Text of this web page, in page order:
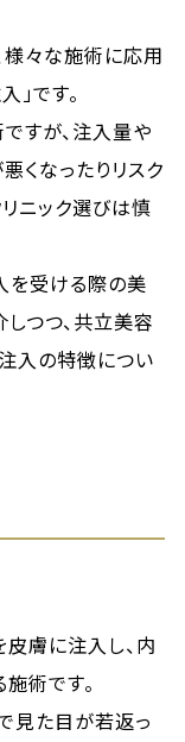
様々な施術に応用
です。
すが、注入量や
くなったりリスク
ニック選びは慎
を受ける際の美
つつ、共立美容
入の特徴につい
膚に注入し、内
術です。
見た目が若返っ